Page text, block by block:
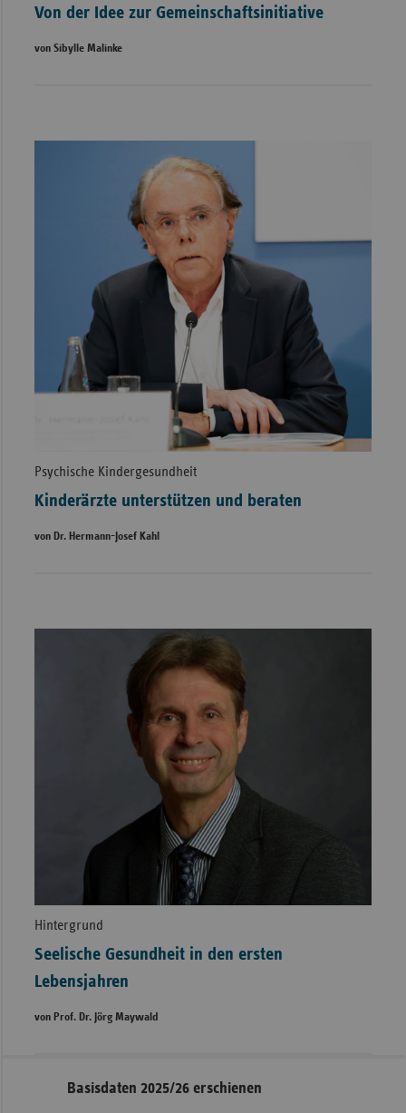
Von der Idee zur Gemeinschaftsinitiative
von Sibylle Malinke
Psychische Kindergesundheit
Kinderärzte unterstützen und beraten
von Dr. Hermann-Josef Kahl
Hintergrund
Seelische Gesundheit in den ersten
Lebensjahren
von Prof. Dr. Jörg Maywald
Seitennavigation
SeitenleisteBasisdaten 2025/26 erschienen